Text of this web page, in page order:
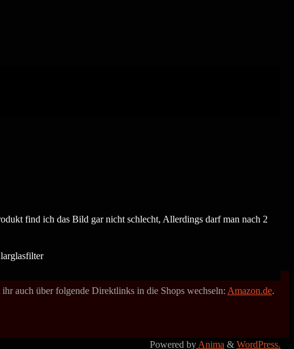
find ich das Bild gar nicht schlecht, Allerdings darf man nach 2
auch über folgende Direktlinks in die Shops wechseln: Amazon.de.
Powered by Anima & WordPress.